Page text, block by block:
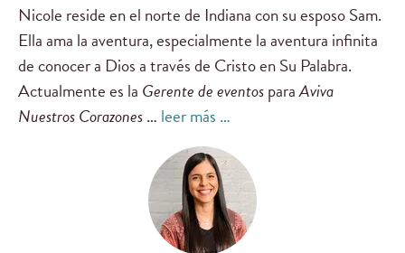
Nicole reside en el norte de Indiana con su esposo Sam.
Ella ama la aventura, especialmente la aventura infinita
de conocer a Dios a través de Cristo en Su Palabra.
Actualmente es la Gerente de eventosparaAviva
Nuestros Corazones… leer más …